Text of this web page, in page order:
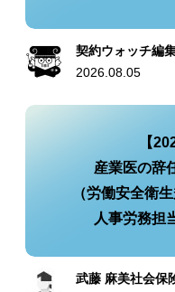
契約ウォッチ編
2026.08.05
【
産業医の辞
（労働安全衛
人事労務担
武藤 麻美社会保